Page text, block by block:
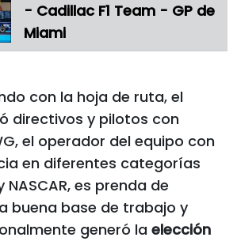
- Cadillac F1 Team - GP de
Miami
con la hoja de ruta, el
directivos y pilotos con
el operador del equipo con
en diferentes categorías
es prenda de
buena base de trabajo y
generó la elección